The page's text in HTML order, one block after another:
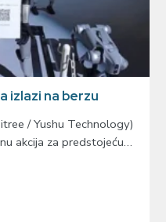
izlazi na berzu
/ Yushu Technology)
akcija za predstojeću…